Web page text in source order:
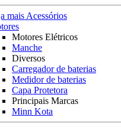
mais Acessórios
Motores Elétricos
Manche
Diversos
Carregador de baterias
Medidor de baterias
Capa Protetora
Principais Marcas
Minn Kota